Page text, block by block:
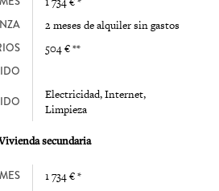
2 meses de alquiler sin gastos
504 € **
Electricidad, Internet,
Limpieza
secundaria
1 734 € *